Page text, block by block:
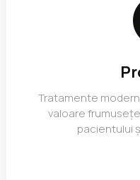
Tratamente
valoare
pacientului